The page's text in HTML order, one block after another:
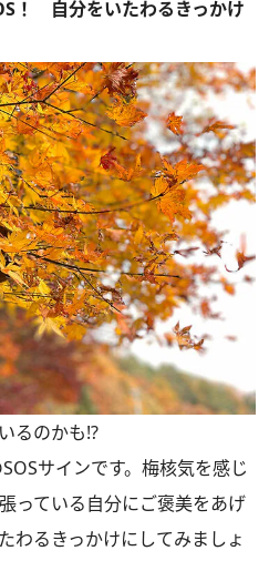
！ 自分をいたわるきっかけ
るのかも!?
サインです。梅核気を感じ
っている自分にご褒美をあげ
わるきっかけにしてみましょ